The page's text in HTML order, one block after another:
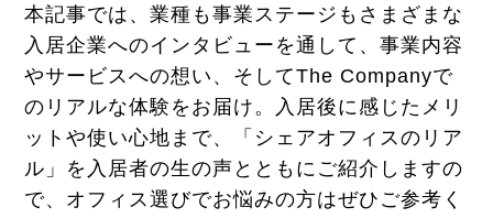
本記事では、業種も事業ステージもさまざまな
入居企業へのインタビューを通して、事業内容
やサービスへの想い、そしてThe Companyで
のリアルな体験をお届け。入居後に感じたメリ
ットや使い心地まで、「シェアオフィスのリア
ル」を入居者の生の声とともにご紹介しますの
で、オフィス選びでお悩みの方はぜひご参考く